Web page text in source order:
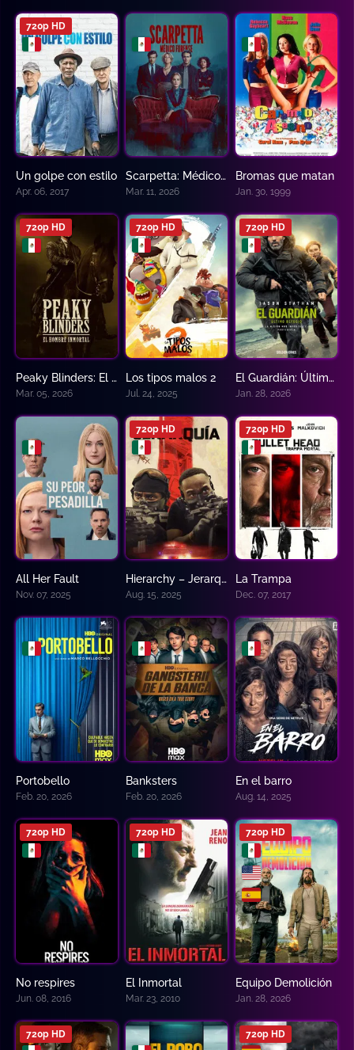
0
720p HD
Un golpe con estilo
Apr. 06, 2017
6.2Scarpetta: Médico forense
Mar. 11, 2026
0
Bromas que matan
Jan. 30, 1999
0
720p HD
Peaky Blinders: El hombre inmortal
Mar. 05, 2026
7.3
720p HD
Los tipos malos 2
Jul. 24, 2025
0
720p HD
El Guardián: Último refugio – Shelter El Protector
Jan. 28, 2026
All Her Fault
Nov. 07, 2025
0
720p HD
Hierarchy – Jerarquía
Aug. 15, 2025
720p HD
La Trampa
Dec. 07, 2017
Portobello
Feb. 20, 2026
Banksters
Feb. 20, 2026
En el barro
Aug. 14, 2025
720p HD
No respires
Jun. 08, 2016
720p HD
El Inmortal
Mar. 23, 2010
N/A
720p HD
Equipo Demolición
Jan. 28, 2026
720p HD 720p HD